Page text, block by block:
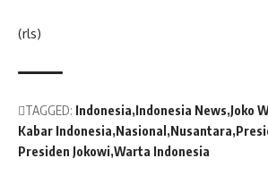
(rls)
TAGGED: Indonesia Indonesia News Joko
Kabar Indonesia Nasional Nusantara
Presiden Jokowi Warta Indonesia